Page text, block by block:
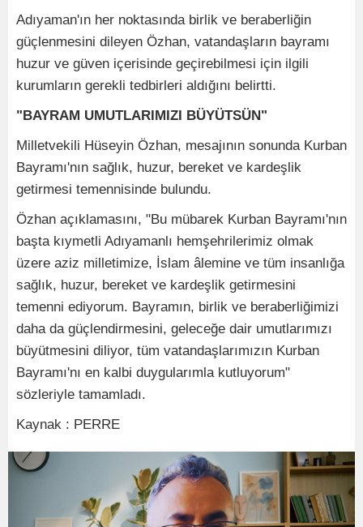
Adıyaman'ın her noktasında birlik ve beraberliğin
güçlenmesini dileyen Özhan, vatandaşların bayramı
huzur ve güven içerisinde geçirebilmesi için ilgili
kurumların gerekli tedbirleri aldığını belirtti.
"BAYRAM UMUTLARIMIZI BÜYÜTSÜN"
Milletvekili Hüseyin Özhan, mesajının sonunda Kurban
Bayramı'nın sağlık, huzur, bereket ve kardeşlik
getirmesi temennisinde bulundu.
Özhan açıklamasını, "Bu mübarek Kurban Bayramı'nın
başta kıymetli Adıyamanlı hemşehrilerimiz olmak
üzere aziz milletimize, İslam âlemine ve tüm insanlığa
sağlık, huzur, bereket ve kardeşlik getirmesini
temenni ediyorum. Bayramın, birlik ve beraberliğimizi
daha da güçlendirmesini, geleceğe dair umutlarımızı
büyütmesini diliyor, tüm vatandaşlarımızın Kurban
Bayramı'nı en kalbi duygularımla kutluyorum"
sözleriyle tamamladı.
Kaynak : PERRE